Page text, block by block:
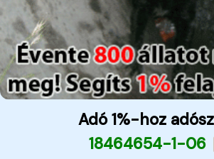
Adó 1%-hoz
18464654-1-06